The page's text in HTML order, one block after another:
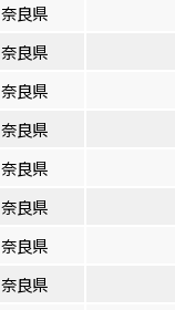
奈良県
奈良県
奈良県
奈良県
奈良県
奈良県
奈良県
奈良県